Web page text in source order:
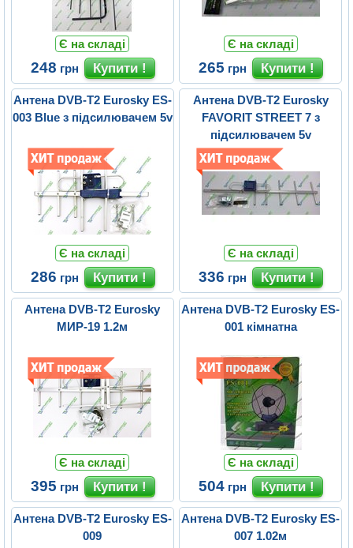
Є на складі
248 грн
Є на складі
265 грн
Антена DVB-T2 Eurosky ES-
003 Blue з підсилювачем 5v
Є на складі
286 грн
Антена DVB-T2 Eurosky
FAVORIT STREET 7 з
підсилювачем 5v
Є на складі
336 грн
Антена DVB-T2 Eurosky
МИР-19 1.2м
Є на складі
395 грн
Антена DVB-T2 Eurosky ES-
001 кімнатна
Є на складі
504 грн
Антена DVB-T2 Eurosky ES-
009
Антена DVB-T2 Eurosky ES-
007 1.02м